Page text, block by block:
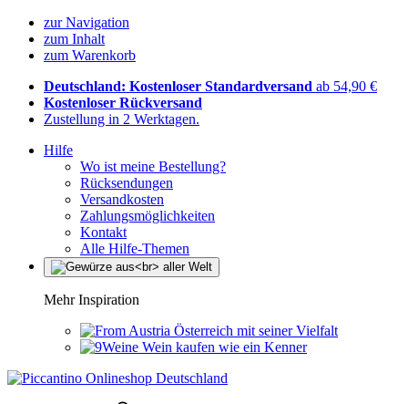
zur Navigation
zum Inhalt
zum Warenkorb
Deutschland: Kostenloser Standardversand ab 54,90 €
Kostenloser Rückversand
Zustellung in 2 Werktagen.
Hilfe
Wo ist meine Bestellung?
Rücksendungen
Versandkosten
Zahlungsmöglichkeiten
Kontakt
Alle Hilfe-Themen
Mehr Inspiration
Österreich mit seiner Vielfalt
Wein kaufen wie ein Kenner